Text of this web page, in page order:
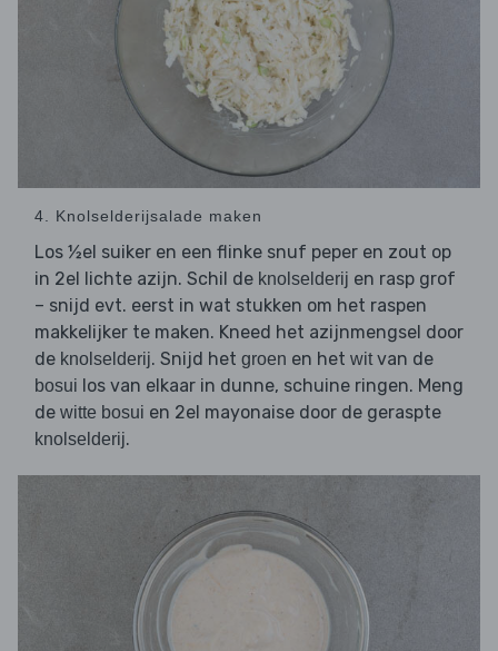
4. Knolselderijsalade maken
Los ½el suiker en een flinke snuf peper en zout op
in 2el lichte azijn. Schil de knolselderij en rasp grof
– snijd evt. eerst in wat stukken om het raspen
makkelijker te maken. Kneed het azijnmengsel door
de knolselderij. Snijd het groen en het wit van de
bosui los van elkaar in dunne, schuine ringen. Meng
de witte bosui en 2el mayonaise door de geraspte
knolselderij.